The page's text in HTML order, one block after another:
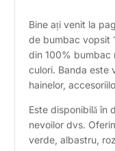
Bine ați venit la
de bumbac vopsit
din 100% bumbac
culori. Banda este
hainelor,
Este disponibilă în
nevoilor dvs.
verde, albastru,